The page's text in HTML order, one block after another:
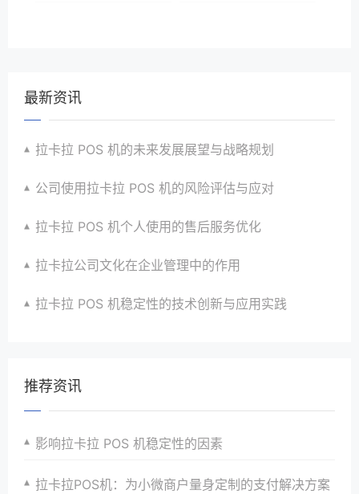
最新资讯
拉卡拉 POS 机的未来发展展望与战略规划
公司使用拉卡拉 POS 机的风险评估与应对
拉卡拉 POS 机个人使用的售后服务优化
拉卡拉公司文化在企业管理中的作用
拉卡拉 POS 机稳定性的技术创新与应用实践
推荐资讯
影响拉卡拉 POS 机稳定性的因素
拉卡拉POS机：为小微商户量身定制的支付解决方案